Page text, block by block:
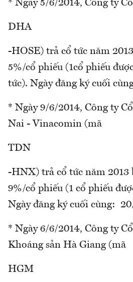
* Ngày 5/6/2014, Công ty
DHA
-HOSE) trả cổ tức năm
5%/cổ phiếu (1cổ phiếu
tức). Ngày đăng ký cuối
* Ngày 9/6/2014, Công ty
Nai - Vinacomin (mã
TDN
-HNX) trả cổ tức năm 2013
9%/cổ phiếu (1 cổ phiếu
Ngày đăng ký cuối cùng:
* Ngày 6/6/2014, Công ty
Khoáng sản Hà Giang (mã
HGM